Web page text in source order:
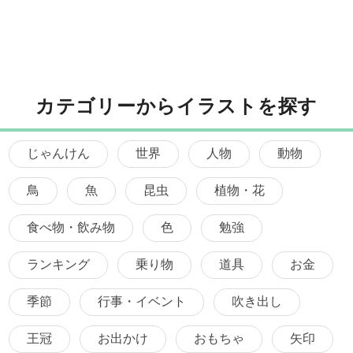
カテゴリーからイラストを探す
じゃんけん 世界 人物 動物
鳥 魚 昆虫 植物・花
食べ物・飲み物 色 勉強
ランキング 乗り物 道具 お金
季節 行事・イベント 吹き出し
王冠 お出かけ おもちゃ 矢印